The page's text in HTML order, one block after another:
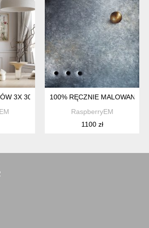
3X 30X40 CM ŁĄKA I ANIOŁ TRYPTYK
100% RĘCZNIE MALOWANA
RaspberryEM
1100 zł